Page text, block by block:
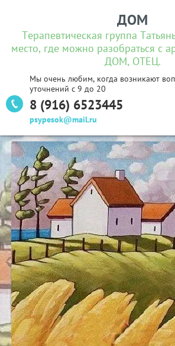
ДОМ
Терапевтическая группа
место, где можно разобраться с
ДОМ, ОТЕЦ.
Мы очень любим, когда возникают
уточнений с 9 до 20
8 (916) 6523445
psypesok@mail.ru